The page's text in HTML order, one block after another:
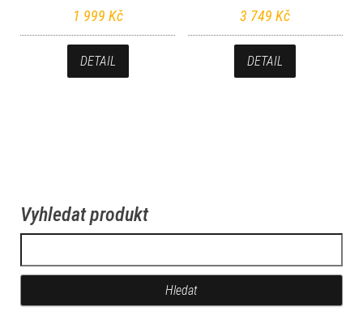
1 999 Kč
DETAIL
3 749Kč
DETAIL
Vyhledat produkt